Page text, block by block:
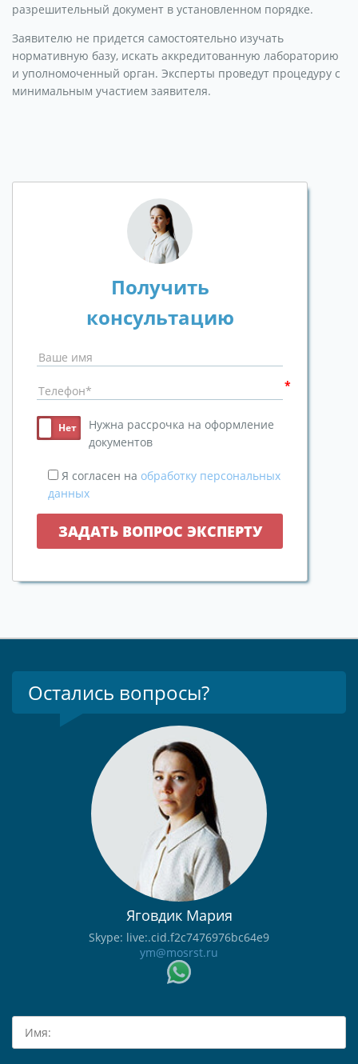
разрешительный документ в установленном порядке.
Заявителю не придется самостоятельно изучать
нормативную базу, искать аккредитованную лабораторию
и уполномоченный орган. Эксперты проведут процедуру с
минимальным участием заявителя.
Получить
консультацию
Нужна рассрочка на оформление
документов
Я согласен на обработку персональных
данных
Остались вопросы?
Яговдик Мария
Skype: live:.cid.f2c7476976bc64e9
ym@mosrst.ru